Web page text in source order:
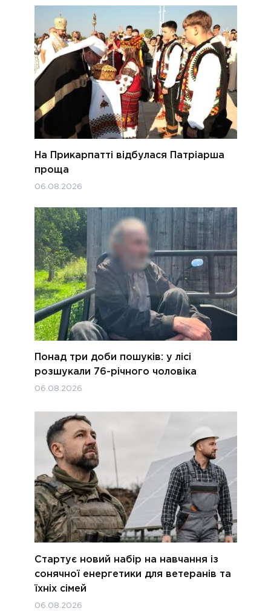
На Прикарпатті відбулася Патріарша
проща
06.08.2026
Понад три доби пошуків: у лісі
розшукали 76-річного чоловіка
06.08.2026
Стартує новий набір на навчання із
сонячної енергетики для ветеранів та
їхніх сімей
06.08.2026